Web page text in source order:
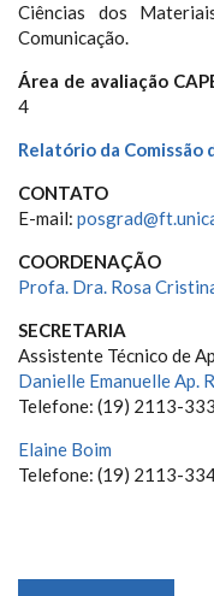
Ciências dos
Comunicação.
Área de avaliação
4
Relatório da Comissão
CONTATO
E-mail:
COORDENAÇÃO
Profa. Dra. Rosa
SECRETARIA
Assistente Técnico de
Danielle Emanuelle Ap.
Telefone: (19) 2113-
Elaine Boim
Telefone: (19) 2113-